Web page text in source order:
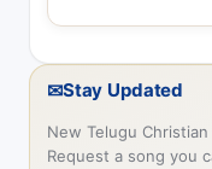
✉Stay Updated
New Telugu
Request a song you